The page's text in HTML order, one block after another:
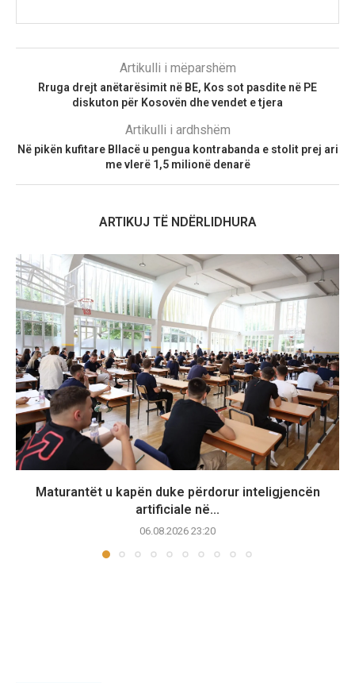
Artikulli i mëparshëm
Rruga drejt anëtarësimit në BE, Kos sot pasdite në PE
diskuton për Kosovën dhe vendet e tjera
Artikulli i ardhshëm
Në pikën kufitare Bllacë u pengua kontrabanda e stolit prej ari
me vlerë 1,5 milionë denarë
ARTIKUJ TË NDËRLIDHURA
Maturantët u kapën duke përdorur inteligjencën
artificiale në...
06.08.2026 23:20